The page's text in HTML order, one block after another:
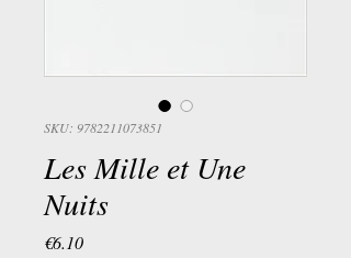
SKU: 9782211073851
Les Mille et Une
Nuits
€6.10Price